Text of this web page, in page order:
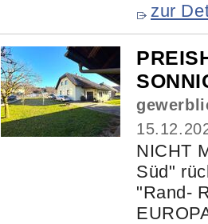
zur
NICHT
Süd"
"Rand-